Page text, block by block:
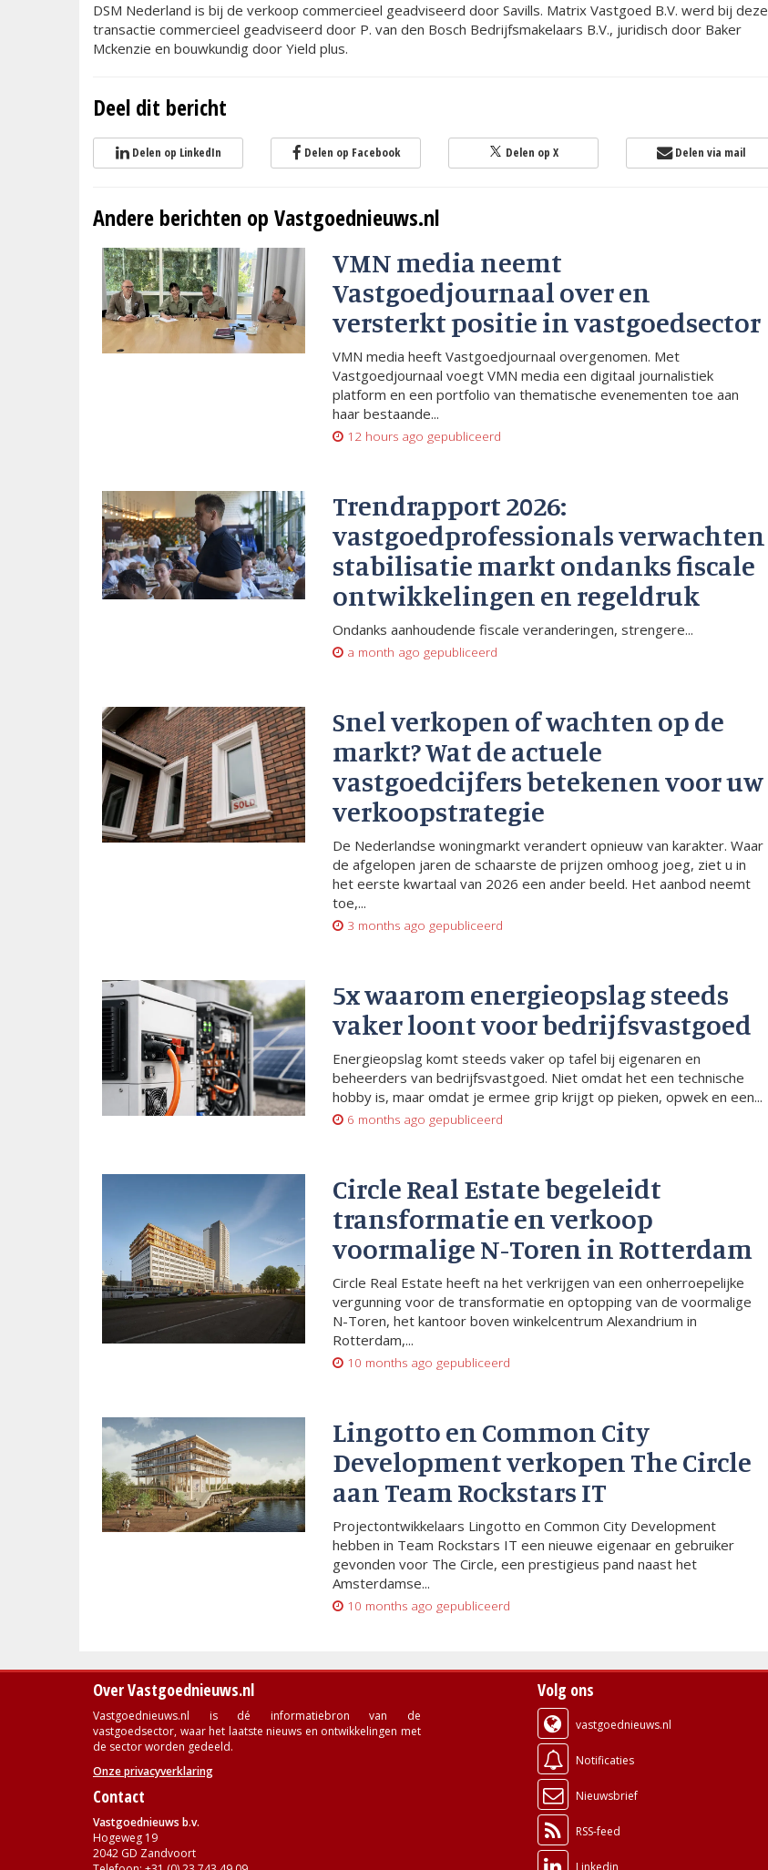
DSM Nederland is bij de verkoop commercieel geadviseerd door Savills. Matrix Vastgoed B.V. werd bij deze
transactie commercieel geadviseerd door P. van den Bosch Bedrijfsmakelaars B.V., juridisch door Baker
Mckenzie en bouwkundig door Yield plus.
Deel dit bericht
Delen op LinkedIn Delen op Facebook Delen op X Delen via mail
Andere berichten op Vastgoednieuws.nl
VMN media neemt
Vastgoedjournaal over en
versterkt positie in vastgoedsector
VMN media heeft Vastgoedjournaal overgenomen. Met
Vastgoedjournaal voegt VMN media een digitaal journalistiek
platform en een portfolio van thematische evenementen toe aan
haar bestaande...
12 hours ago gepubliceerd
Trendrapport 2026:
vastgoedprofessionals verwachten
stabilisatie markt ondanks fiscale
ontwikkelingen en regeldruk
Ondanks aanhoudende fiscale veranderingen, strengere...
a month ago gepubliceerd
Snel verkopen of wachten op de
markt? Wat de actuele
vastgoedcijfers betekenen voor uw
verkoopstrategie
De Nederlandse woningmarkt verandert opnieuw van karakter. Waar
de afgelopen jaren de schaarste de prijzen omhoog joeg, ziet u in
het eerste kwartaal van 2026 een ander beeld. Het aanbod neemt
toe,...
3 months ago gepubliceerd
5x waarom energieopslag steeds
vaker loont voor bedrijfsvastgoed
Energieopslag komt steeds vaker op tafel bij eigenaren en
beheerders van bedrijfsvastgoed. Niet omdat het een technische
hobby is, maar omdat je ermee grip krijgt op pieken, opwek en een...
6 months ago gepubliceerd
Circle Real Estate begeleidt
transformatie en verkoop
voormalige N-Toren in Rotterdam
Circle Real Estate heeft na het verkrijgen van een onherroepelijke
vergunning voor de transformatie en optopping van de voormalige
N-Toren, het kantoor boven winkelcentrum Alexandrium in
Rotterdam,...
10 months ago gepubliceerd
Lingotto en Common City
Development verkopen The Circle
aan Team Rockstars IT
Projectontwikkelaars Lingotto en Common City Development
hebben in Team Rockstars IT een nieuwe eigenaar en gebruiker
gevonden voor The Circle, een prestigieus pand naast het
Amsterdamse...
10 months ago gepubliceerd
Over Vastgoednieuws.nl
Vastgoednieuws.nl is dé informatiebron van de
vastgoedsector, waar het laatste nieuws en ontwikkelingen met
de sector worden gedeeld.
Onze privacyverklaring
Contact
Vastgoednieuws b.v.
Hogeweg 19
2042 GD Zandvoort
Volg ons
vastgoednieuws.nl
Notificaties
Nieuwsbrief
RSS-feed